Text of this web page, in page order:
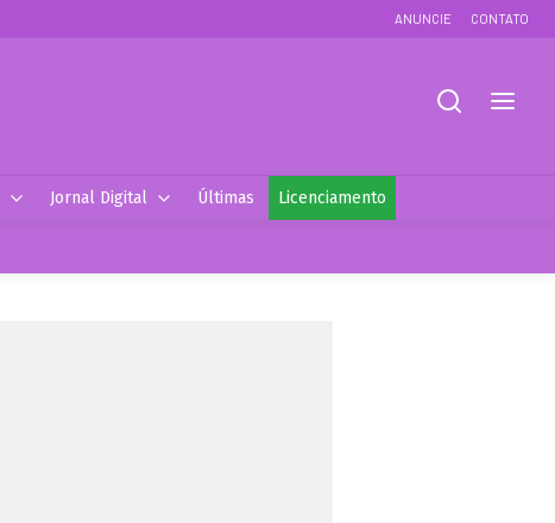
ANUNCIE CONTATO
Jornal Digital Últimas Licenciamento